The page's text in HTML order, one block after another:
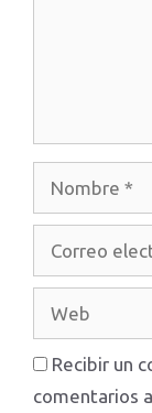
electrónico
Recibir un
comentarios